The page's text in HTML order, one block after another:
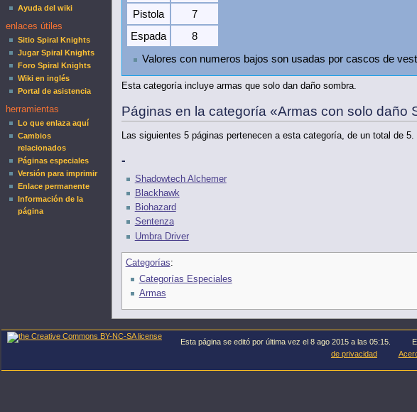
Pistola
7
Espada
8
Valores con numeros bajos son usadas por cascos de
Esta categoría incluye armas que solo dan daño sombra.
Páginas en la categoría «Armas con solo daño
Las siguientes 5 páginas pertenecen a esta categoría, de un total de 5.
-
Shadowtech Alchemer
Blackhawk
Biohazard
Sentenza
Umbra Driver
Categorías:
Categorías Especiales
Armas
Ayuda del wiki
enlaces útiles
Sitio Spiral Knights
Jugar Spiral Knights
Foro Spiral Knights
Wiki en inglés
Portal de asistencia
herramientas
Lo que enlaza aquí
Cambios
relacionados
Páginas especiales
Versión para imprimir
Enlace permanente
Información de la
página
Esta página se editó por última vez el 8 ago 2015 a las 05:15.
de privacidad